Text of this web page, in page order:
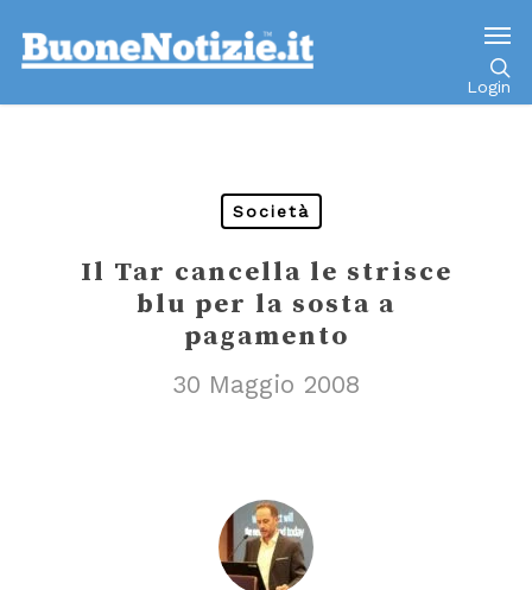
Login
Società
Il Tar cancella le strisce
blu per la sosta a
pagamento
30 Maggio 2008
Go to mobile version